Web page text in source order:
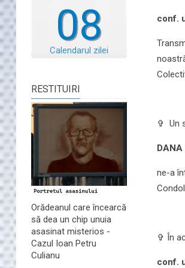
08
Calendarul zilei
RESTITUIRI
Orădeanul care încearcă
să dea un chip unuia
asasinat misterios -
Cazul Ioan Petru
Culianu
conf.
✞ Un
DANA
ne-a
✞ În
conf.